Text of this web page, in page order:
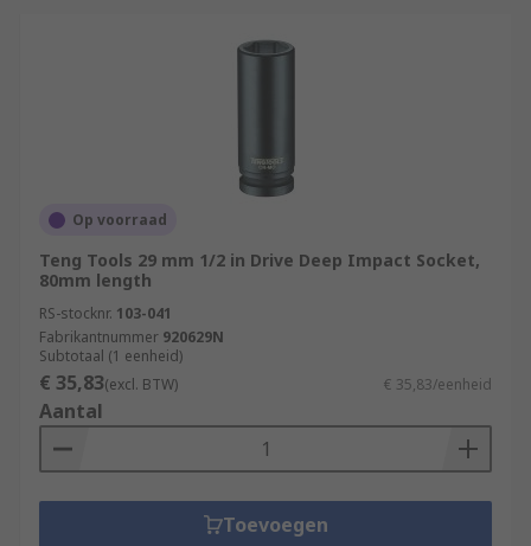
Op voorraad
Teng Tools 29 mm 1/2 in Drive Deep Impact Socket,
80mm length
RS-stocknr. 103-041
Fabrikantnummer 920629N
Subtotaal (1 eenheid)
€ 35,83(excl. BTW) € 35,83/eenheid
Aantal
Toevoegen